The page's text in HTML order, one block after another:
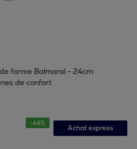
forme Balmoral - 24cm
de confort
-64%
Achat express